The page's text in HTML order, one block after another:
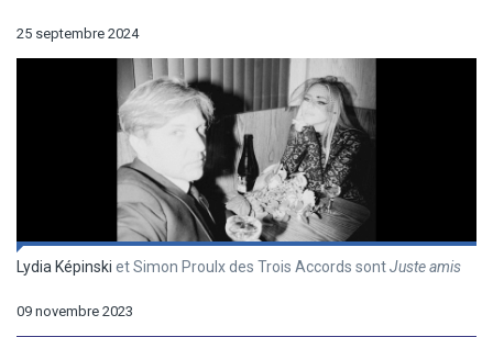
25 septembre 2024
Lydia Képinski et Simon Proulx des Trois Accords sontJuste amis
09 novembre 2023